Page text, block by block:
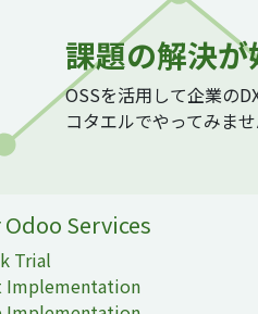
課題の解決
OSSを活用して企業の
コタエルでやってみま
Services
Trial
Implementation